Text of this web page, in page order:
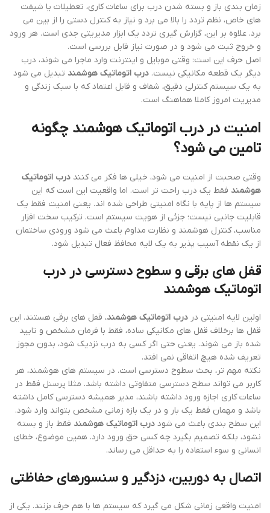
زمان بندی باز و بسته شدن درب برای ساعات کاری، تعطیلات یا شیفت
های خاص، نظم تردد را بالا می برد و نیاز به کنترل دستی را از بین می
برد. علاوه بر این، گزارش گیری تردد یک ابزار مدیریتی جدی است. هر ورود
و خروج ثبت می شود و در صورت نیاز قابل بررسی است.
اصل حرف این است: وقتی موبایل و اینترنت وارد ماجرا می شوند، درب
دیگر یک قطعه مکانیکی نیست. درب اتوماتیک هوشمند تبدیل می شود
به یک سیستم کنترلی دقیق، شفاف و قابل اعتماد که با سبک زندگی و
مدیریت امروز کاملا هماهنگ است.
امنیت در درب اتوماتیک هوشمند چگونه
تامین می شود؟
وقتی صحبت از امنیت می شود، خیلی ها فکر می کنند درب اتوماتیک
هوشمند فقط یک درب راحت تر است. اما واقعیت این است که این
سیستم ها از پایه با نگاه امنیتی طراحی شده اند. یعنی امنیت فقط یک
قابلیت جانبی نیست؛ جزئی از هویت سیستم است. ترکیب سخت افزار
مناسب، کنترل هوشمند و نظارت مداوم باعث می شود ورودی ساختمان
از یک نقطه آسیب پذیر به یک لایه محافظ فعال تبدیل شود.
قفل های برقی و سطوح دسترسی در درب
اتوماتیک هوشمند
اولین لایه امنیتی در درب اتوماتیک هوشمند، قفل های برقی هستند. این
قفل ها برخلاف قفل های مکانیکی ساده، فقط با فرمان مشخص و تایید
شده باز می شوند. یعنی حتی اگر کسی به درب نزدیک شود، بدون مجوز
تعریف شده هیچ اتفاقی نمی افتد.
نکته مهم تر، بحث سطوح دسترسی است. در سیستم های هوشمند، هر
کاربر می تواند سطح دسترسی متفاوتی داشته باشد. مثلا پرسنل فقط در
ساعات کاری اجازه ورود داشته باشند، مدیر همیشه دسترسی کامل داشته
باشد و مهمان فقط یک بار و در یک بازه زمانی مشخص بتواند وارد شود.
این سطح بندی باعث می شود درب اتوماتیک هوشمند فقط باز و بسته
نشود، بلکه تصمیم بگیرد چه کسی حق ورود دارد. همین موضوع، خطای
انسانی و سوء استفاده را به حداقل می رساند.
اتصال به دوربین، دزدگیر و سنسورهای حفاظتی
امنیت واقعی زمانی شکل می گیرد که سیستم ها با هم حرف بزنند. یکی از